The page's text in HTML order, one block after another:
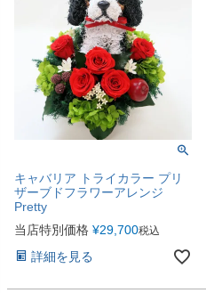
キャバリア トライカラー プリ
ザーブドフラワーアレンジ
Pretty
当店特別価格 ¥29,700税込
詳細を見る